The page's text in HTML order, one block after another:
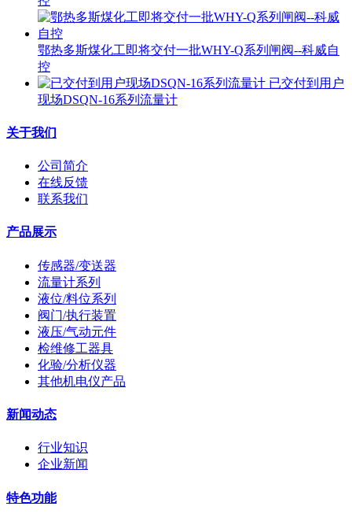
鄂热多斯煤化工即将交付一批WHY-Q系列闸阀--科威自
控
已交付到用户
现场DSQN-16系列流量计
关于我们
公司简介
在线反馈
联系我们
产品展示
传感器/变送器
流量计系列
液位/料位系列
阀门/执行装置
液压/气动元件
检维修工器具
化验/分析仪器
其他机电仪产品
新闻动态
行业知识
企业新闻
特色功能